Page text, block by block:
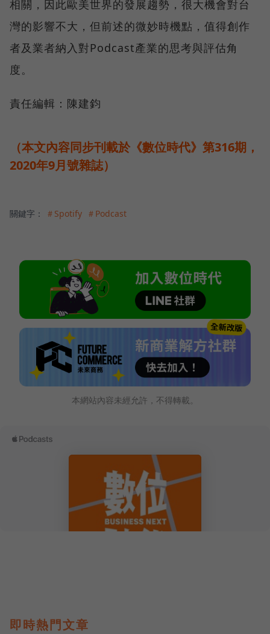
相關，因此歐美世界的發展趨勢，很大機會對台
灣的影響不大，但前述的微妙時機點，值得創作
者及業者納入對Podcast產業的思考與評估角
度。
責任編輯：陳建鈞
（本文內容同步刊載於《數位時代》第316期，
2020年9月號雜誌）
關鍵字： ＃Spotify ＃Podcast
本網站內容未經允許，不得轉載。
即時熱門文章